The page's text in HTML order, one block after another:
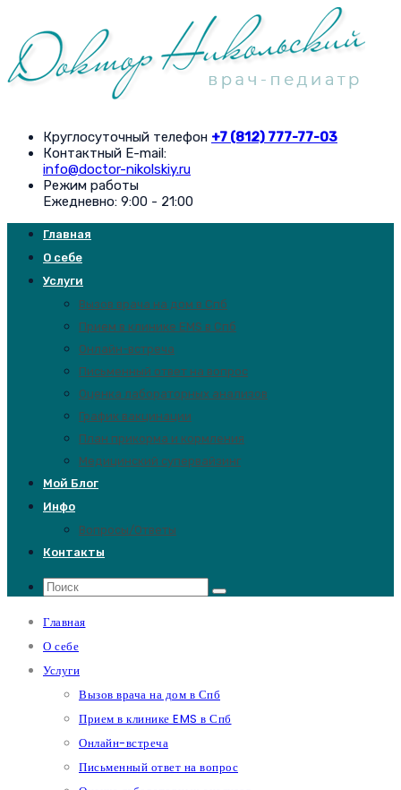
Круглосуточный телефон +7 (812) 777-77-03
Контактный E-mail:
info@doctor-nikolskiy.ru
Режим работы
Ежедневно: 9:00 - 21:00
Главная
О себе
Услуги
Вызов врача на дом в Спб
Прием в клинике EMS в Спб
Онлайн-встреча
Письменный ответ на вопрос
Оценка лабораторных анализов
График вакцинации
План прикорма и кормления
Медицинский супервайзинг
Мой Блог
Инфо
Вопросы/Ответы
Контакты
Главная
О себе
Услуги
Вызов врача на дом в Спб
Прием в клинике EMS в Спб
Онлайн-встреча
Письменный ответ на вопрос